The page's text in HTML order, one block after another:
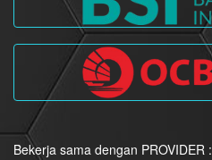
Bekerja sama dengan PROVIDER :